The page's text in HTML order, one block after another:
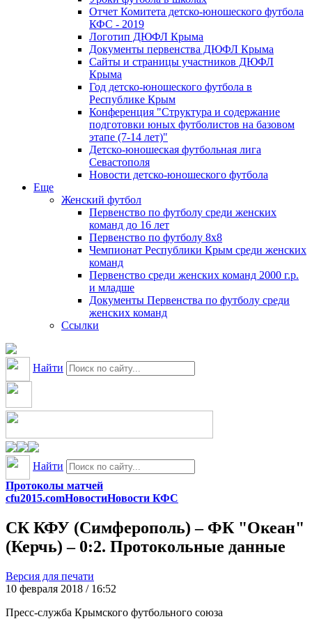
Отчет Комитета детско-юношеского футбола
КФС - 2019
Логотип ДЮФЛ Крыма
Документы первенства ДЮФЛ Крыма
Сайты и страницы участников ДЮФЛ
Крыма
Год детско-юношеского футбола в
Республике Крым
Конференция "Структура и содержание
подготовки юных футболистов на базовом
этапе (7-14 лет)"
Детско-юношеская футбольная лига
Севастополя
Новости детско-юношеского футбола
Еще
Женский футбол
Первенство по футболу среди женских
команд до 16 лет
Первенство по футболу 8х8
Чемпионат Республики Крым среди женских
команд
Первенство среди женских команд 2000 г.р.
и младше
Документы Первенства по футболу среди
женских команд
Ссылки
Найти
Найти
Протоколы матчей
cfu2015.comНовостиНовости КФС
СК КФУ (Симферополь) – ФК "Океан"
(Керчь) – 0:2. Протокольные данные
Версия для печати
10 февраля 2018 / 16:52
Пресс-служба Крымского футбольного союза